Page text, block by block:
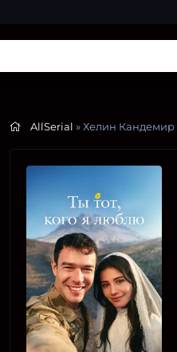
AllSerial » Хелин Кандемир